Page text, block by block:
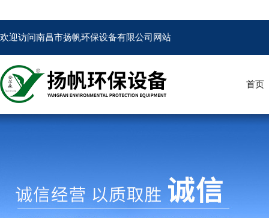
欢迎访问南昌市扬帆环保设备有限公司网站
首页